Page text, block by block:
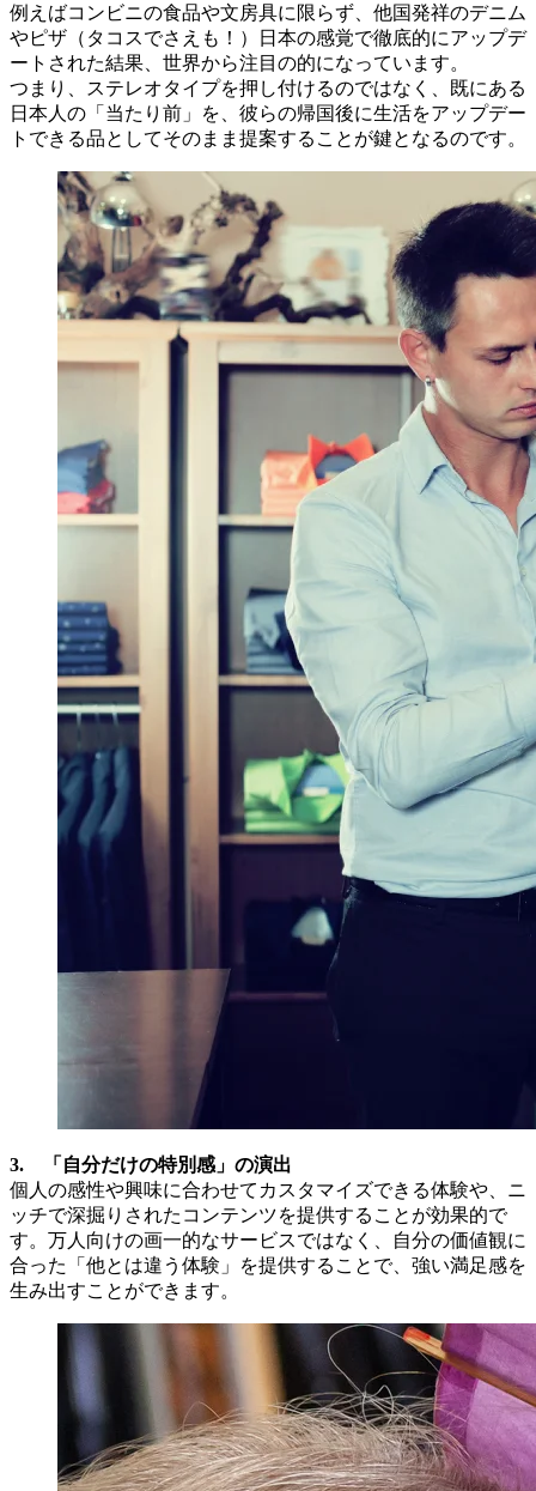
例えばコンビニの食品や文房具に限らず、他国発祥のデニム
やピザ（タコスでさえも！）日本の感覚で徹底的にアップデ
ートされた結果、世界から注目の的になっています。
つまり、ステレオタイプを押し付けるのではなく、既にある
日本人の「当たり前」を、彼らの帰国後に生活をアップデー
トできる品としてそのまま提案することが鍵となるのです。
3. 「自分だけの特別感」の演出
個人の感性や興味に合わせてカスタマイズできる体験や、ニ
ッチで深掘りされたコンテンツを提供することが効果的で
す。万人向けの画一的なサービスではなく、自分の価値観に
合った「他とは違う体験」を提供することで、強い満足感を
生み出すことができます。